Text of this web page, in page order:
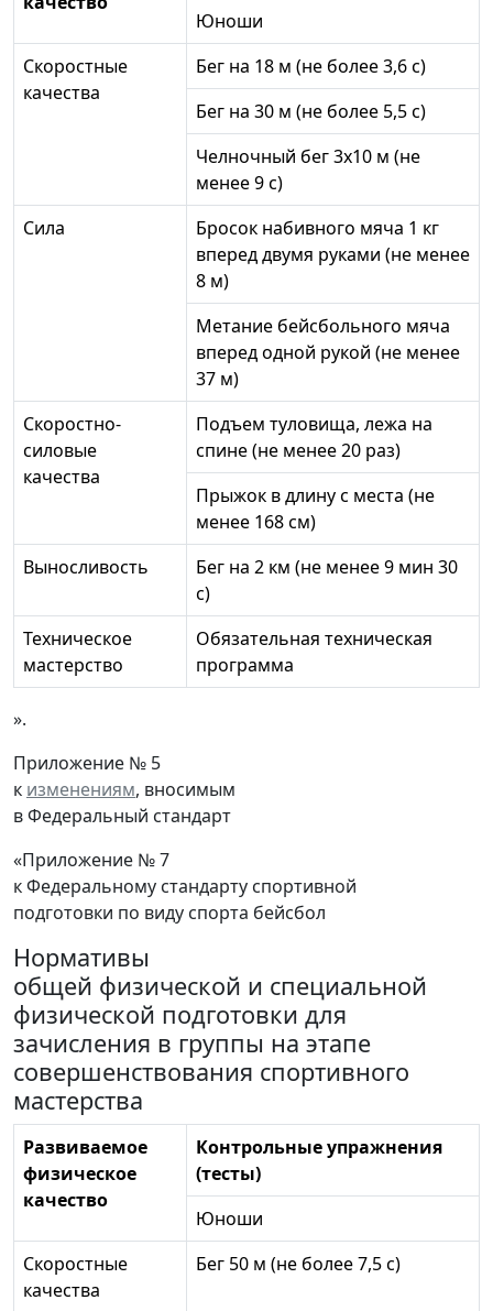
Юноши
Скоростные
качества
Бег на 18 м (не более 3,6 с)
Бег на 30 м (не более 5,5 с)
Челночный бег 3x10 м (не
менее 9 с)
Сила
Бросок набивного мяча 1 кг
вперед двумя руками (не менее
8 м)
Метание бейсбольного мяча
вперед одной рукой (не менее
37 м)
Скоростно-
силовые
качества
Подъем туловища, лежа на
спине (не менее 20 раз)
Прыжок в длину с места (не
менее 168 см)
Выносливость
Бег на 2 км (не менее 9 мин 30
с)
Техническое
мастерство
Обязательная техническая
программа
».
Приложение № 5
к изменениям, вносимым
в Федеральный стандарт
«Приложение № 7
к Федеральному стандарту спортивной
подготовки по виду спорта бейсбол
Нормативы
общей физической и специальной
физической подготовки для
зачисления в группы на этапе
совершенствования спортивного
мастерства
Развиваемое
физическое
качество
Контрольные упражнения
(тесты)
Юноши
Скоростные
качества
Бег 50 м (не более 7,5 с)